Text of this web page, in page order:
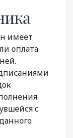
имеет
оплата
с